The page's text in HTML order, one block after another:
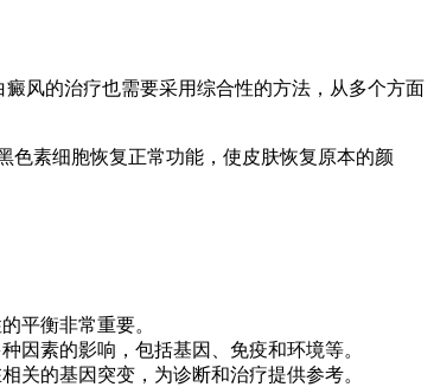
风的治疗也需要采用综合性的方法，从多个方面
色素细胞恢复正常功能，使皮肤恢复原本的颜
平衡非常重要。
因素的影响，包括基因、免疫和环境等。
关的基因突变，为诊断和治疗提供参考。